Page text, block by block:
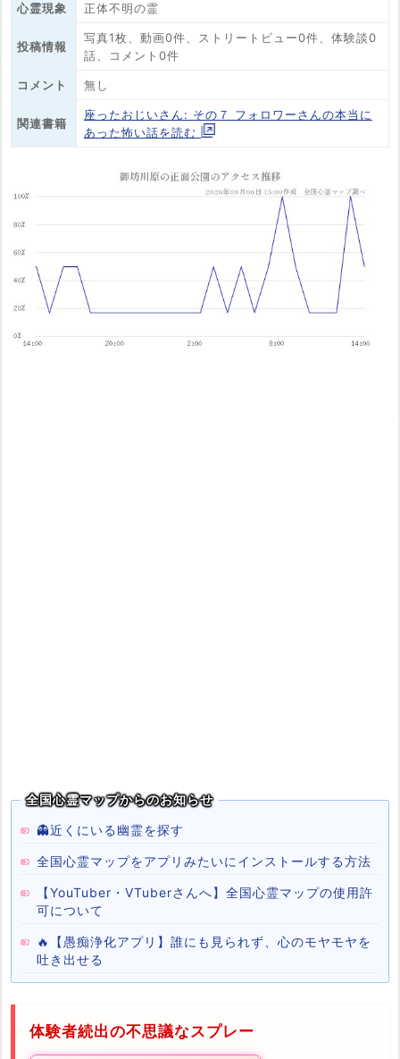
心霊現象 正体不明の霊
投稿情報
写真1枚、動画0件、ストリートビュー0件、体験談0
話、コメント0件
コメント 無し
関連書籍
座ったおじいさん: その７ フォロワーさんの本当に
あった怖い話を読む
全国心霊マップからのお知らせ
👻近くにいる幽霊を探す
全国心霊マップをアプリみたいにインストールする方法
【YouTuber・VTuberさんへ】全国心霊マップの使用許
可について
🔥【愚痴浄化アプリ】誰にも見られず、心のモヤモヤを
吐き出せる
体験者続出の不思議なスプレー